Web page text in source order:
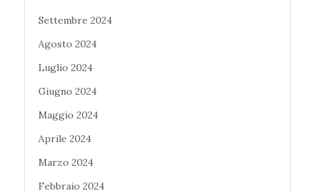
Settembre 2024
Agosto 2024
Luglio 2024
Giugno 2024
Maggio 2024
Aprile 2024
Marzo 2024
Febbraio 2024